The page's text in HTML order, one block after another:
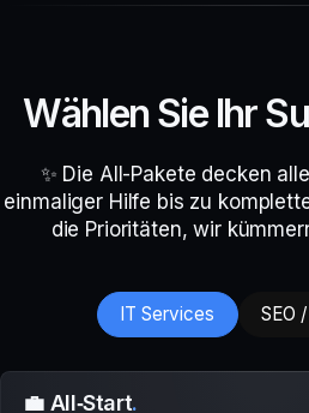
WählenSie IhrSu
✨ Die All-Pakete decken
einmaliger Hilfe bis zu
die Prioritäten, wir
IT Services SEO
💼 All‑Start.